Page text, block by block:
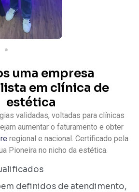
uma empresa
em clínica de
estética
validadas, voltadas para clínicas
aumentar o faturamento e obter
regional e nacional. Certificado pela
Pioneira no nicho da estética.
definidos de atendimento,